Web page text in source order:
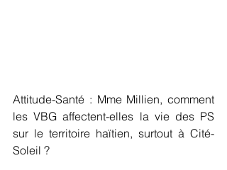
Attitude-Santé : Mme Millien, comment
les VBG affectent-elles la vie des PS
sur le territoire haïtien, surtout à Cité-
Soleil ?